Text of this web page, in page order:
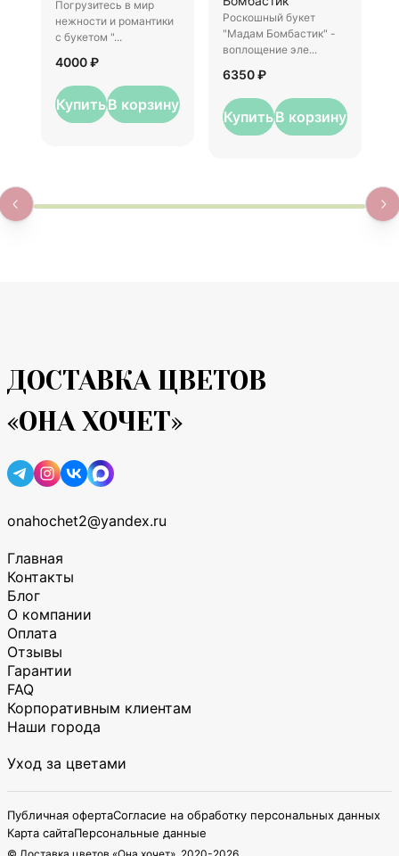
Погрузитесь в мир
нежности и романтики
с букетом "...
4000 ₽
КупитьВ корзину
Роскошный букет
"Мадам Бомбастик" -
воплощение эле...
6350 ₽
КупитьВ корзину
ДОСТАВКА ЦВЕТОВ
«ОНА ХОЧЕТ»
onahochet2@yandex.ru
Главная
Контакты
Блог
О компании
Оплата
Отзывы
Гарантии
FAQ
Корпоративным клиентам
Наши города
Уход за цветами
Публичная офертаСогласие на обработку персональных данных
Карта сайтаПерсональные данные